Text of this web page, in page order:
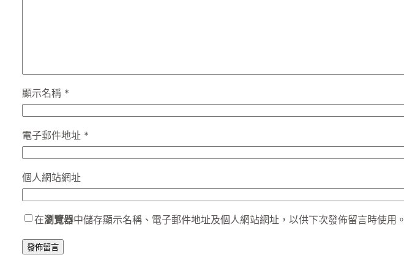
顯示名稱 *
電子郵件地址 *
個人網站網址
在瀏覽器中儲存顯示名稱、電子郵件地址及個人網站網址，以供下次發佈留言時使用。